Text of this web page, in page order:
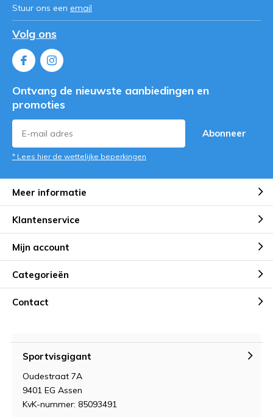
Stuur ons een email
Volg ons
Ontvang de nieuwste aanbiedingen en
promoties
Abonneer
* Lees hier de wettelijke beperkingen
Meer informatie
Klantenservice
Mijn account
Categorieën
Contact
Sportvisgigant
Oudestraat 7A
9401 EG Assen
KvK-nummer: 85093491